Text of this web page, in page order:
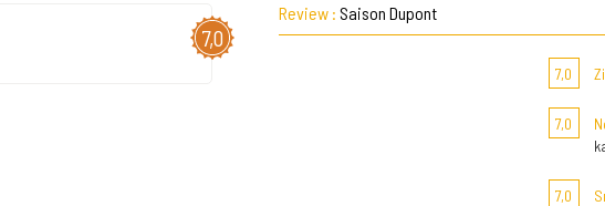
7,0
Review : Saison Dupont
7,0
7,0
7,0